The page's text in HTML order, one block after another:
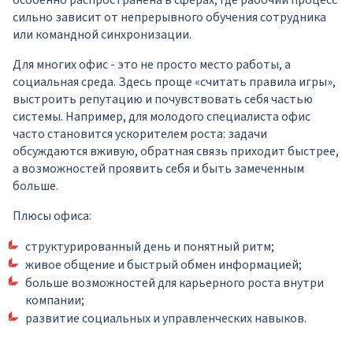
сильно зависит от непрерывного обучения сотрудника
или командной синхронизации.
Для многих офис - это не просто место работы, а
социальная среда. Здесь проще «считать правила игры»,
выстроить репутацию и почувствовать себя частью
системы. Например, для молодого специалиста офис
часто становится ускорителем роста: задачи
обсуждаются вживую, обратная связь приходит быстрее,
а возможностей проявить себя и быть замеченным
больше.
Плюсы офиса:
структурированный день и понятный ритм;
живое общение и быстрый обмен информацией;
больше возможностей для карьерного роста внутри
компании;
развитие социальных и управленческих навыков.